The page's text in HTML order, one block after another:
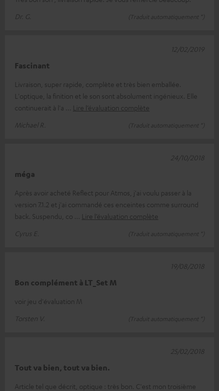
Dr. G.
(Traduit automatiquement *)
Fascinant
Livraison, super rapide, complète et très bien emballée.
L'optique, la finition et le son sont absolument ingénieux. Elle
continuerait à l'a
Lire l’évaluation complète
Michael R.
(Traduit automatiquement *)
12/02/2019
méga
Après avoir acheté Reflect pour Atmos, j'ai voulu passer à la
version 7.1.2 et j'ai commandé ces enceintes comme surround
back. Suspendu, co
Lire l’évaluation complète
Cyrus E.
(Traduit automatiquement *)
24/10/2018
Bon complément à LT_Set M
voir jeu d'évaluation M
Torsten V.
(Traduit automatiquement *)
19/08/2018
Tout va bien, tout va bien.
Article tel que décrit, optique : très bon. C'est mon troisième
25/02/2018